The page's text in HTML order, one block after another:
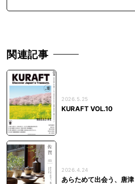
関連記事
2026.5.25
KURAFT VOL.10
2026.4.24
あらためて出会う、唐津